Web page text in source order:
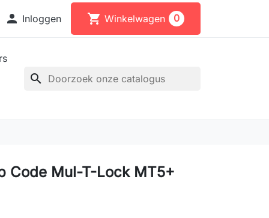
 Inloggen shopping_cart Winkelwagen 0
search
Code Mul-T-Lock MT5+